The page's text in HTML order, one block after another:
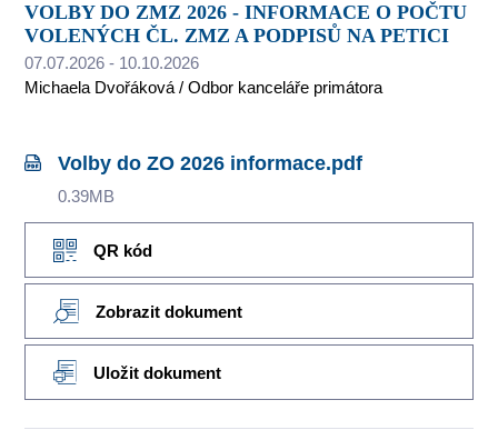
VOLBY DO ZMZ 2026 - INFORMACE O POČTU
VOLENÝCH ČL. ZMZ A PODPISŮ NA PETICI
07.07.2026 - 10.10.2026
Michaela Dvořáková / Odbor kanceláře primátora
Volby do ZO 2026 informace.pdf
0.39MB
QR kód
Zobrazit dokument
Uložit dokument